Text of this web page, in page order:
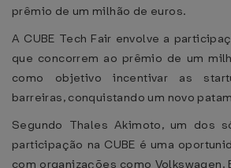
prêmio de um milhão de euros.
A CUBE Tech Fair envolve a
que concorrem ao prêmio de um
como objetivo incentivar as
barreiras, conquistando um novo
Segundo Thales Akimoto, um dos
participação na CUBE é uma
com organizações como Volkswagen,